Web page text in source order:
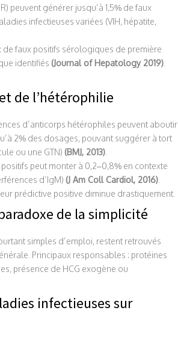
peuvent générer jusqu’à 1,5% de faux
infectieuses variées (VIH, hépatite,
faux positifs sérologiques de première
identifiés (Journal of Hepatology 2019)
de l’hétérophilie
d’anticorps hétérophiles peuvent aboutir
2% des dosages, pouvant suggérer à tort
ou une GTN) (BMJ, 2013)
peut monter à 0,2–0,8% en contexte
d’IgM) (J Am Coll Cardiol, 2016)
prédictive positive diminue drastiquement.
de la simplicité
simples d’emploi, restent retrouvés
Principaux responsables : protéines
présence de HCG exogène ou
infectieuses sur